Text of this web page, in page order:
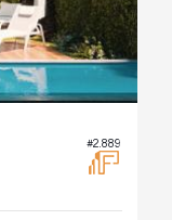
#2.889